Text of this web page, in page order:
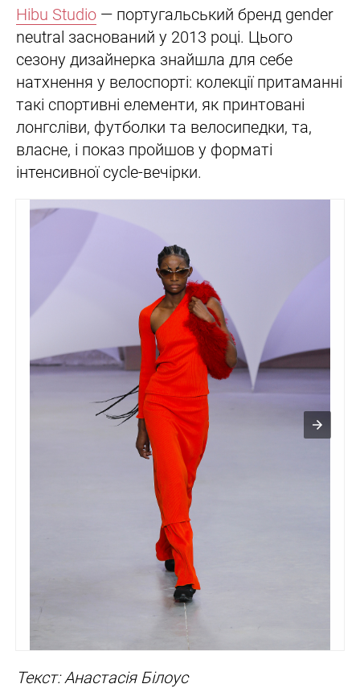
Hibu Studio — португальський бренд gender
neutral заснований у 2013 році. Цього
сезону дизайнерка знайшла для себе
натхнення у велоспорті: колекції притаманні
такі спортивні елементи, як принтовані
лонгсліви, футболки та велосипедки, та,
власне, і показ пройшов у форматі
інтенсивної cycle-вечірки.
Текст: Анастасія Білоус